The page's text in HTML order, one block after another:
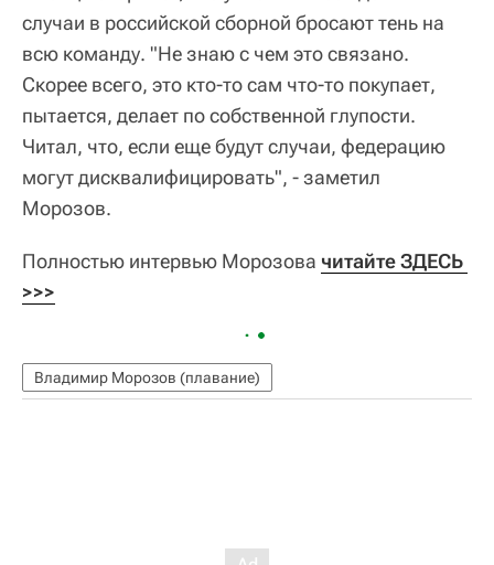
случаи в российской сборной бросают тень на
всю команду. "Не знаю с чем это связано.
Скорее всего, это кто-то сам что-то покупает,
пытается, делает по собственной глупости.
Читал, что, если еще будут случаи, федерацию
могут дисквалифицировать", - заметил
Морозов.
Полностью интервью Морозова читайте ЗДЕСЬ
>>>
Владимир Морозов (плавание)